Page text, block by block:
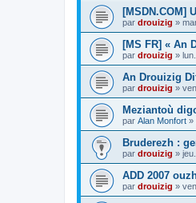
[MSDN.COM]
par drouizig »
[MS FR] « An
par drouizig »
An Drouizig
par drouizig »
Meziantoù
par Alan Monfort »
Bruderezh :
par drouizig »
ADD 2007
par drouizig »